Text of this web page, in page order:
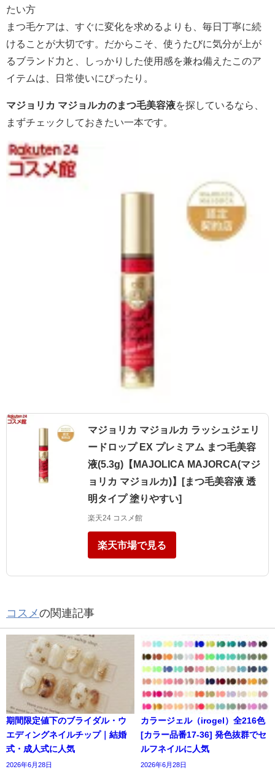
たい方
まつ毛ケアは、すぐに変化を求めるよりも、毎日丁寧に続
けることが大切です。だからこそ、使うたびに気分が上が
るブランド力と、しっかりした使用感を兼ね備えたこのア
イテムは、日常使いにぴったり。
マジョリカ マジョルカのまつ毛美容液を探しているなら、
まずチェックしておきたい一本です。
マジョリカ マジョルカ ラッシュジェリ
ードロップ EX プレミアム まつ毛美容
液(5.3g)【MAJOLICA MAJORCA(マジ
ョリカ マジョルカ)】[まつ毛美容液 透
明タイプ 塗りやすい]
楽天24 コスメ館
楽天市場で見る
コスメの関連記事
期間限定値下のブライダル・ウ
エディングネイルチップ｜結婚
式・成人式に人気
2026年6月28日
カラージェル（irogel）全216色
[カラー品番17-36] 発色抜群でセ
ルフネイルに人気
2026年6月28日